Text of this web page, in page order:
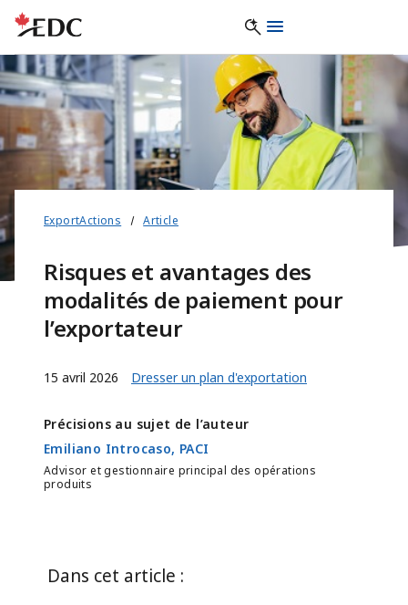
ExportActions Article
Risques et avantages des
modalités de paiement pour
l’exportateur
15 avril 2026 Dresser un plan d'exportation
Précisions au sujet de l’auteur
Emiliano Introcaso, PACI
Advisor et gestionnaire principal des opérations
produits
Dans cet article :